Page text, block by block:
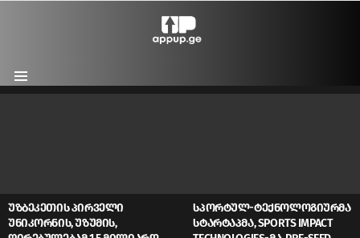
Menu
ᲣᲖᲑᲔᲙᲔᲗᲘᲡ ᲞᲘᲠᲕᲔᲚᲘ
ᲣᲜᲘᲙᲝᲠᲜᲘᲡ, ᲣᲖᲣᲛᲘᲡ,
ᲡᲞᲝᲠᲢᲣᲚ-ᲢᲔᲥᲜᲝᲚᲝᲒᲘᲣᲠᲛᲐ
ᲡᲢᲐᲠᲢᲐᲞᲛᲐ, SPORTS IMPACT